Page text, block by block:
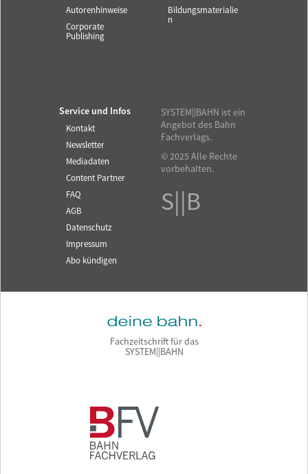
Autorenhinweise
Corporate
Publishing
Bildungsmaterialie
n
Service und Infos
Kontakt
Newsletter
Mediadaten
Content Partner
FAQ
AGB
Datenschutz
Impressum
Abo kündigen
SYSTEM||BAHN ist ein
Angebot des Bahn
Fachverlags.
© 2025 Alle Rechte
vorbehalten.
S||B
Fachzeitschrift für das
SYSTEM||BAHN